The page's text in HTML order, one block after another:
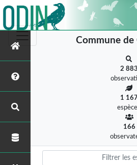
Commune de
2 883
1 167
166